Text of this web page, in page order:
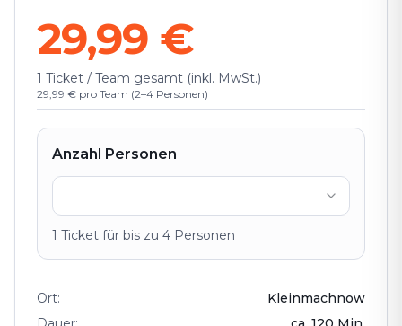
29,99 €
1 Ticket / Team gesamt (inkl. MwSt.)
29,99 € pro Team (2–4 Personen)
Anzahl Personen
1 Ticket für bis zu 4 Personen
Ort:
Kleinmachnow⁠